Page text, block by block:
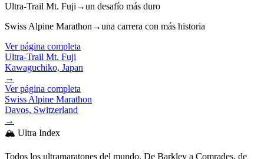
Ultra-Trail Mt. Fuji →un desafío más duro
Swiss Alpine Marathon →una carrera con más historia
Ver página completa
Ultra-Trail Mt. Fuji
Kawaguchiko, Japan
→
Ver página completa
Swiss Alpine Marathon
Davos, Switzerland
→
🏔️ Ultra Index
Todos los ultramaratones del mundo. De Barkley a Comrades, de